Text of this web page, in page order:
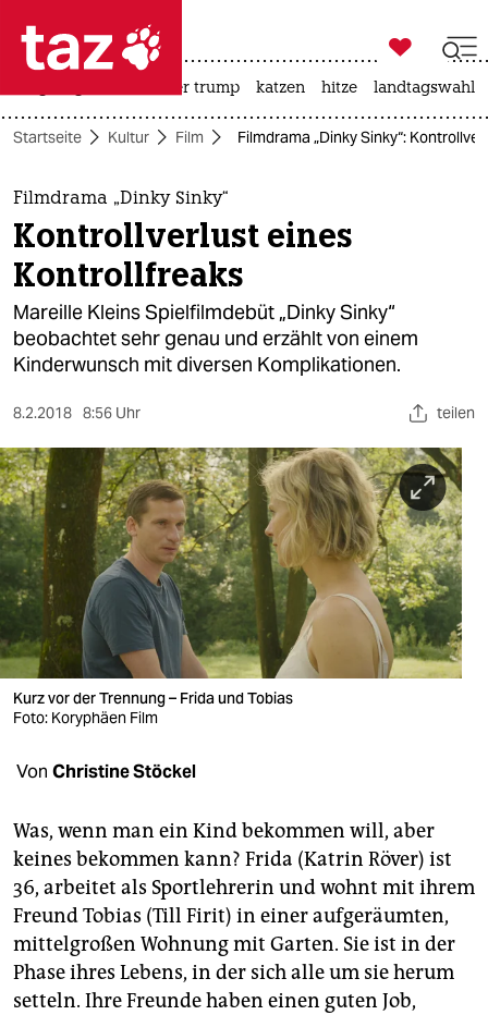
 taz zahl ich
taz zahl ich
themen
politik
öko
gesellschaft
sport
berlin
nord
wahrheit
verlag
verlag
veranstaltungen
shop
unterstützen
abo
genossenschaft
epaper login

taz zahl ich
usa unter trump katzen hitze landtagswahl
Startseite Kultur Film Filmdrama „Dinky Sinky“:
Filmdrama „Dinky Sinky“
Kontrollverlust eines
Kontrollfreaks
Mareille Kleins Spielfilmdebüt „Dinky Sinky“
beobachtet sehr genau und erzählt von einem
Kinderwunsch mit diversen Komplikationen.
8.2.2018 8:56 Uhr teilen
Kurz vor der Trennung – Frida und Tobias
Foto: Koryphäen Film
Von Christine Stöckel
Was, wenn man ein Kind bekommen will, aber
keines bekommen kann? Frida (Katrin Röver) ist
36, arbeitet als Sportlehrerin und wohnt mit ihrem
Freund Tobias (Till Firit) in einer aufgeräumten,
mittelgroßen Wohnung mit Garten. Sie ist in der
Phase ihres Lebens, in der sich alle um sie herum
setteln. Ihre Freunde haben einen guten Job,